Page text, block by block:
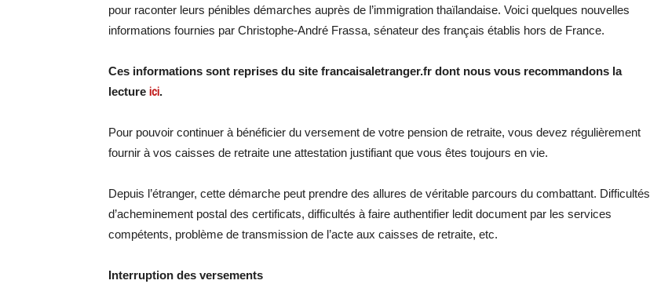
pour raconter leurs pénibles démarches auprès de l’immigration thaïlandaise. Voici quelques nouvelles
informations fournies par Christophe-André Frassa, sénateur des français établis hors de France.
Ces informations sont reprises du site francaisaletranger.fr dont nous vous recommandons la
lecture ici.
Pour pouvoir continuer à bénéficier du versement de votre pension de retraite, vous devez régulièrement
fournir à vos caisses de retraite une attestation justifiant que vous êtes toujours en vie.
Depuis l’étranger, cette démarche peut prendre des allures de véritable parcours du combattant. Difficultés
d’acheminement postal des certificats, difficultés à faire authentifier ledit document par les services
compétents, problème de transmission de l’acte aux caisses de retraite, etc.
Interruption des versements